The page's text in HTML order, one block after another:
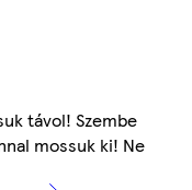
távol! Szembe
mossuk ki! Ne